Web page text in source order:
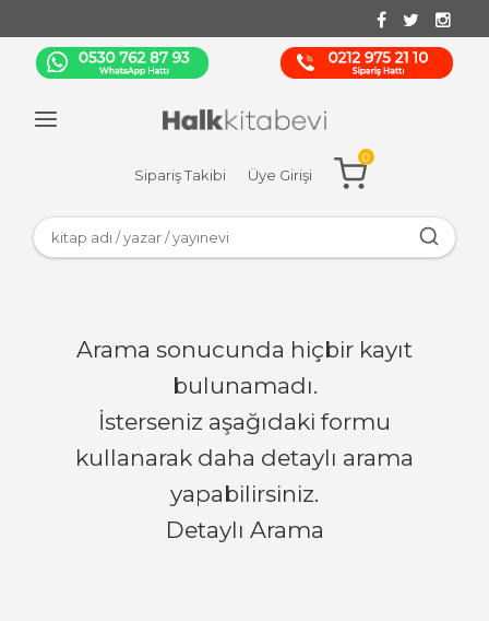
Sipariş Takibi Üye Girişi
0
Arama sonucunda hiçbir kayıt
bulunamadı.
İsterseniz aşağıdaki formu
kullanarak daha detaylı arama
yapabilirsiniz.
Detaylı Arama